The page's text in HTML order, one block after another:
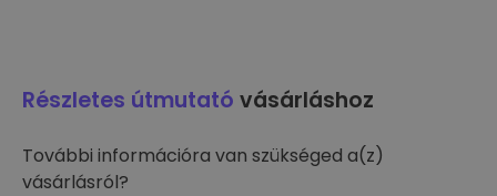
Részletes útmutató vásárláshoz
További információra van szükséged a(z)
vásárlásról?